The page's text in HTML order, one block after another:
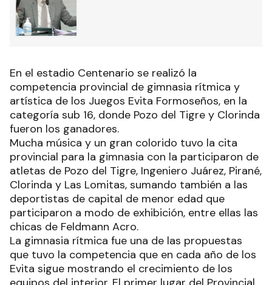
En el estadio Centenario se realizó la
competencia provincial de gimnasia rítmica y
artística de los Juegos Evita Formoseños, en la
categoría sub 16, donde Pozo del Tigre y Clorinda
fueron los ganadores.
Mucha música y un gran colorido tuvo la cita
provincial para la gimnasia con la participaron de
atletas de Pozo del Tigre, Ingeniero Juárez, Pirané,
Clorinda y Las Lomitas, sumando también a las
deportistas de capital de menor edad que
participaron a modo de exhibición, entre ellas las
chicas de Feldmann Acro.
La gimnasia rítmica fue una de las propuestas
que tuvo la competencia que en cada año de los
Evita sigue mostrando el crecimiento de los